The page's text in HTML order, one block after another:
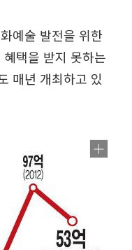
예술 발전을 위한
택을 받지 못하는
매년 개최하고 있